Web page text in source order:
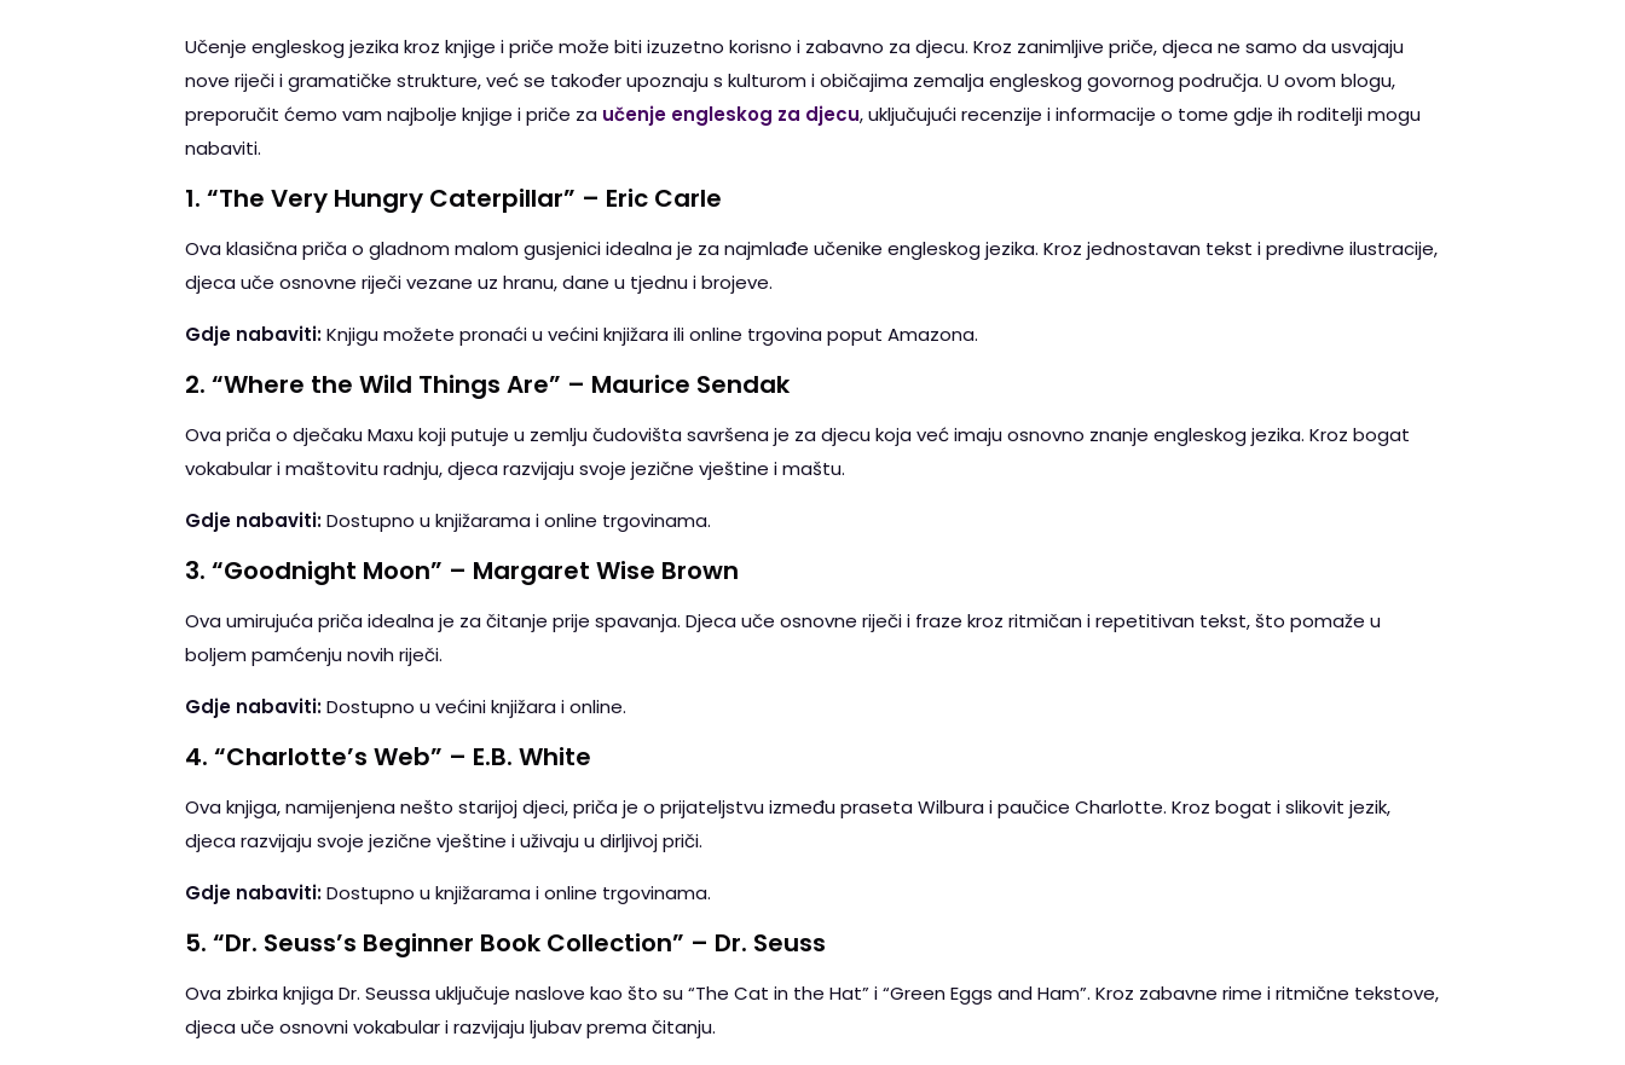
Učenje engleskog jezika kroz knjige i priče može biti izuzetno korisno i zabavno za djecu. Kroz zanimljive priče, djeca ne samo da usvajaju
nove riječi i gramatičke strukture, već se također upoznaju s kulturom i običajima zemalja engleskog govornog područja. U ovom blogu,
preporučit ćemo vam najbolje knjige i priče za učenje engleskog za djecu, uključujući recenzije i informacije o tome gdje ih roditelji mogu
nabaviti.
1. “The Very Hungry Caterpillar” – Eric Carle
Ova klasična priča o gladnom malom gusjenici idealna je za najmlađe učenike engleskog jezika. Kroz jednostavan tekst i predivne ilustracije,
djeca uče osnovne riječi vezane uz hranu, dane u tjednu i brojeve.
Gdje nabaviti:Knjigu možete pronaći u većini knjižara ili online trgovina poput Amazona.
2. “Where the Wild Things Are” – Maurice Sendak
Ova priča o dječaku Maxu koji putuje u zemlju čudovišta savršena je za djecu koja već imaju osnovno znanje engleskog jezika. Kroz bogat
vokabular i maštovitu radnju, djeca razvijaju svoje jezične vještine i maštu.
Gdje nabaviti:Dostupno u knjižarama i online trgovinama.
3. “Goodnight Moon” – Margaret Wise Brown
Ova umirujuća priča idealna je za čitanje prije spavanja. Djeca uče osnovne riječi i fraze kroz ritmičan i repetitivan tekst, što pomaže u
boljem pamćenju novih riječi.
Gdje nabaviti:Dostupno u većini knjižara i online.
4. “Charlotte’s Web” – E.B. White
Ova knjiga, namijenjena nešto starijoj djeci, priča je o prijateljstvu između praseta Wilbura i paučice Charlotte. Kroz bogat i slikovit jezik,
djeca razvijaju svoje jezične vještine i uživaju u dirljivoj priči.
Gdje nabaviti:Dostupno u knjižarama i online trgovinama.
5. “Dr. Seuss’s Beginner Book Collection” – Dr. Seuss
Ova zbirka knjiga Dr. Seussa uključuje naslove kao što su “The Cat in the Hat” i “Green Eggs and Ham”. Kroz zabavne rime i ritmične tekstove,
djeca uče osnovni vokabular i razvijaju ljubav prema čitanju.